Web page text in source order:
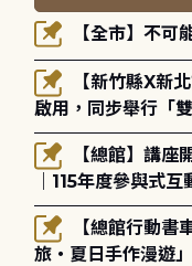
【全市】不可
啟用，同步舉行「
躍參加(115年8月3
｜115年度參與式
場！
旅・夏日手作漫遊